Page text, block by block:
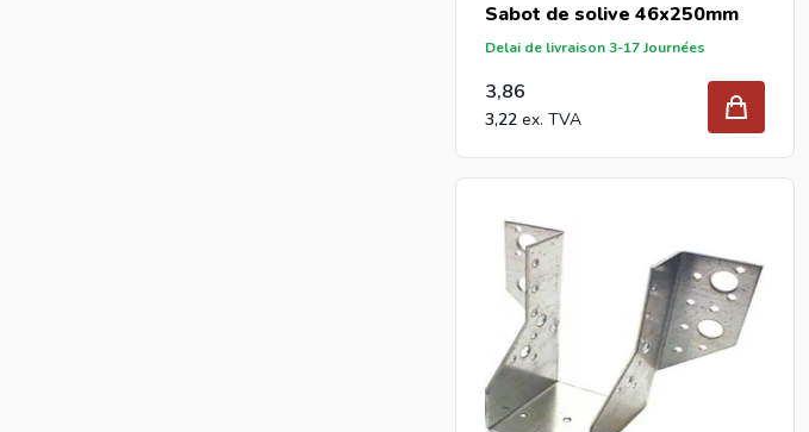
Sabot de solive 46x250mm
Delai de livraison 3-17 Journées
3,86
3,22